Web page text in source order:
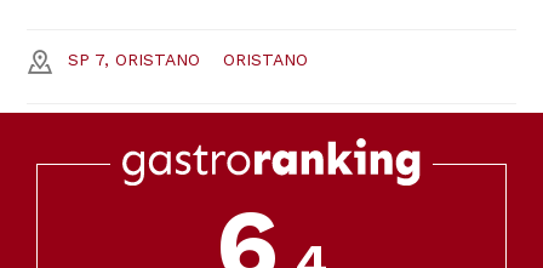
SP 7, ORISTANO ORISTANO